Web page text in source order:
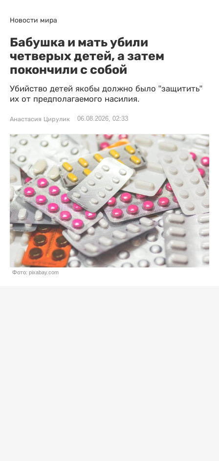
Новости мира
Бабушка и мать убили
четверых детей, а затем
покончили с собой
Убийство детей якобы должно было "защитить"
их от предполагаемого насилия.
Анастасия Цирулик 06.08.2026, 02:33
Фото: pixabay.com